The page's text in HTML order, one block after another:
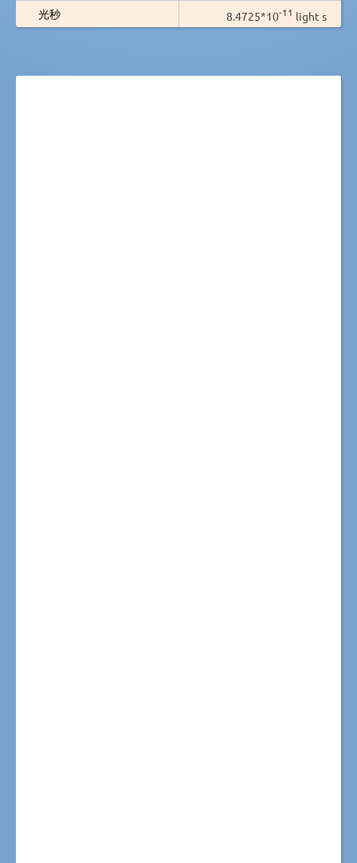
光秒
8.4725*10-11 light s